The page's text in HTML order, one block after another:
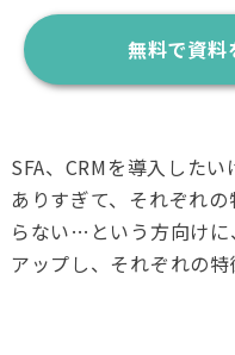
無料で資料
SFA、CRMを導入した
ありすぎて、それぞれ
らない…という方向けに
アップし、それぞれの特